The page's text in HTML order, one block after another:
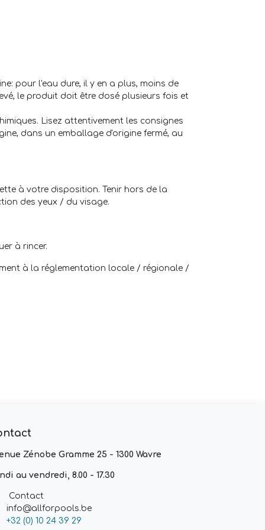
pour l'eau dure, il y en a plus, moins de
le produit doit être dosé plusieurs fois et
Lisez attentivement les consignes
dans un emballage d'origine fermé, au
à votre disposition. Tenir hors de la
des yeux / du visage.
à rincer.
à la réglementation locale / régionale /
Zénobe Gramme 25 - 1300 Wavre
au vendredi, 8.00 - 17.30
Contact
info@allforpools.be
+32 (0) 10 24 39 29